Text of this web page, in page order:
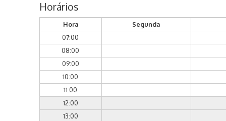
Horários
Hora
Segunda
07:00
08:00
09:00
10:00
11:00
12:00
13:00